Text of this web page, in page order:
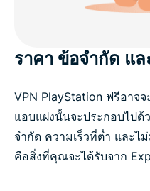
ราคา ข้อจำกัด แล
VPN PlayStation ฟรีอาจ
แอบแฝงนั้นจะประกอบไป
จำกัด ความเร็วที่ต่ำ และไ
คือสิ่งที่คุณจะได้รับจาก